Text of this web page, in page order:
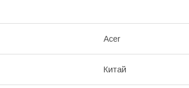
Acer
Китай